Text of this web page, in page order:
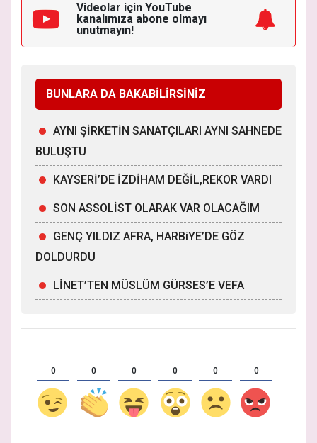
Videolar için YouTube
kanalımıza abone olmayı
unutmayın!
BUNLARA DA BAKABİLİRSİNİZ
AYNI ŞİRKETİN SANATÇILARI AYNI SAHNEDE
BULUŞTU
KAYSERİ’DE İZDİHAM DEĞİL,REKOR VARDI
SON ASSOLİST OLARAK VAR OLACAĞIM
GENÇ YILDIZ AFRA, HARBiYE’DE GÖZ
DOLDURDU
LİNET’TEN MÜSLÜM GÜRSES’E VEFA
0 0 0 0 0 0